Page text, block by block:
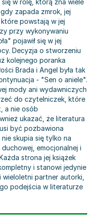
do 2 lat
do 2 lat
lat - książki
w rolę, którą zna wiele
zapada zmrok, jej
powstają w jej
przy wykonywaniu
pojawił się w jej
Decyzja o stworzeniu
kolejnego poranka
Brada i Angel była tak
- "Sen o aniele".
mody ani wydawniczych
do czytelniczek, które
a nie osób
ukazać, że literatura
być pozbawiona
skupia się tylko na
emocjonalnej i
strona jej książek
i stanowi jedynie
wieloletni partner autorki,
podejścia w literaturze